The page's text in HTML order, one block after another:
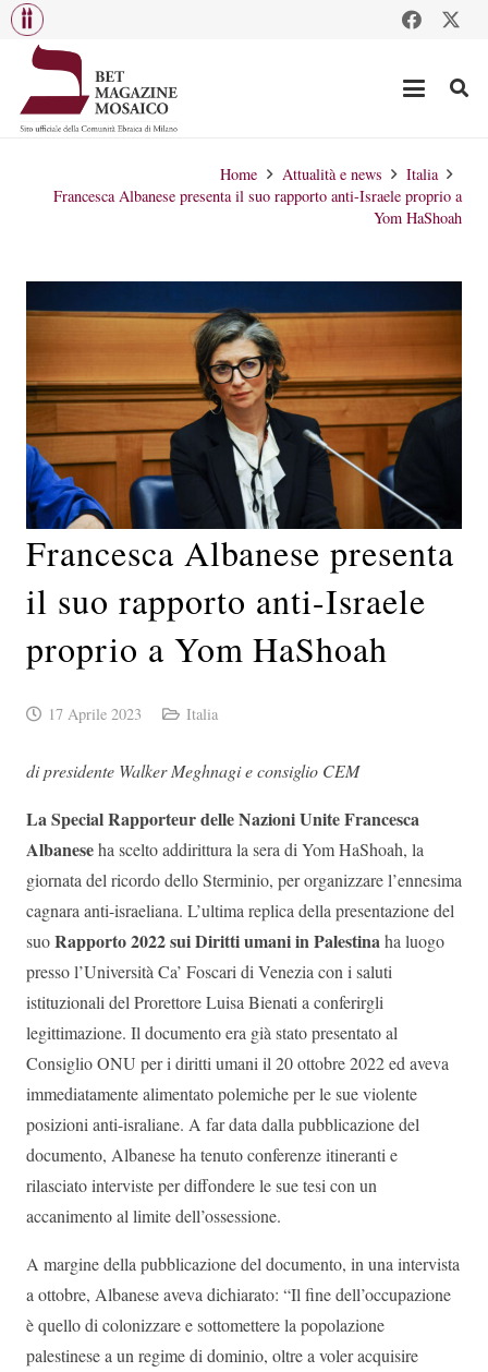
Home Attualità e news
Italia
Francesca Albanese presenta il suo rapporto anti-Israele proprio a
Yom HaShoah
Francesca Albanese presenta
il suo rapporto anti-Israele
proprio a Yom HaShoah
17 Aprile 2023 Italia
di presidente Walker Meghnagi e consiglio CEM
La Special Rapporteur delle Nazioni Unite Francesca
Albaneseha scelto addirittura la sera di Yom HaShoah, la
giornata del ricordo dello Sterminio, per organizzare l’ennesima
cagnara anti-israeliana. L’ultima replica della presentazione del
suoRapporto 2022 sui Diritti umani in Palestinaha luogo
presso l’Università Ca’ Foscari di Venezia con i saluti
istituzionali del Prorettore Luisa Bienati a conferirgli
legittimazione. Il documento era già stato presentato al
Consiglio ONU per i diritti umani il 20 ottobre 2022 ed aveva
immediatamente alimentato polemiche per le sue violente
posizioni anti-israliane. A far data dalla pubblicazione del
documento, Albanese ha tenuto conferenze itineranti e
rilasciato interviste per diffondere le sue tesi con un
accanimento al limite dell’ossessione.
A margine della pubblicazione del documento, in una intervista
a ottobre, Albanese aveva dichiarato: “Il fine dell’occupazione
è quello di colonizzare e sottomettere la popolazione
palestinese a un regime di dominio, oltre a voler acquisire